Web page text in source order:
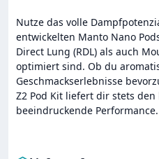
Nutze das volle
entwickelten Manto Nano
Direct Lung (RDL) als auch
optimiert sind. Ob du
Geschmackserlebnisse
Z2 Pod Kit liefert dir stets
beeindruckende Performance.